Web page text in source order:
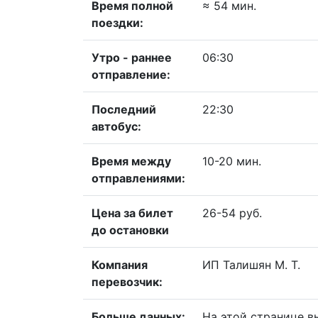
Время полной
поездки:
≈ 54 мин.
Утро - раннее
отправление:
06:30
Последний
автобус:
22:30
Время между
отправлениями:
10-20 мин.
Цена за билет
до остановки
26-54 руб.
Компания
перевозчик:
ИП Талишян М. Т.